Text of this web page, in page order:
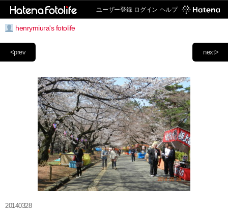
ユーザー登録 ログイン ヘルプ
henrymiura's fotolife
next>
<prev
20140328